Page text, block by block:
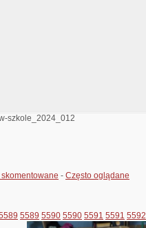
szkole_2024_012
- Często oglądane
5589 5590 5590 5591 5591 5592